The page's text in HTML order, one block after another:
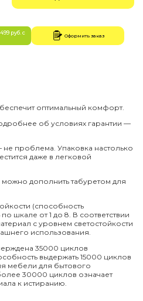
руб. с
Оформить заказ
оптимальный комфорт.
об условиях гарантии —
не проблема. Упаковка настолько
даже в легковой
дополнить табуретом для
(способность
шкале от 1 до 8. В соответствии
с уровнем светостойкости
использования.
35000 циклов
выдержать 15000 циклов
мебели для бытового
30000 циклов означает
к истиранию.